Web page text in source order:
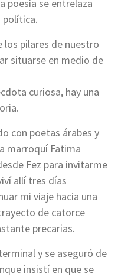
poesía se entrelaza
política.
los pilares de nuestro
situarse en medio de
curiosa, hay una
con poetas árabes y
marroquí Fatima
Fez para invitarme
allí tres días
mi viaje hacia una
de catorce
precarias.
y se aseguró de
insistí en que se